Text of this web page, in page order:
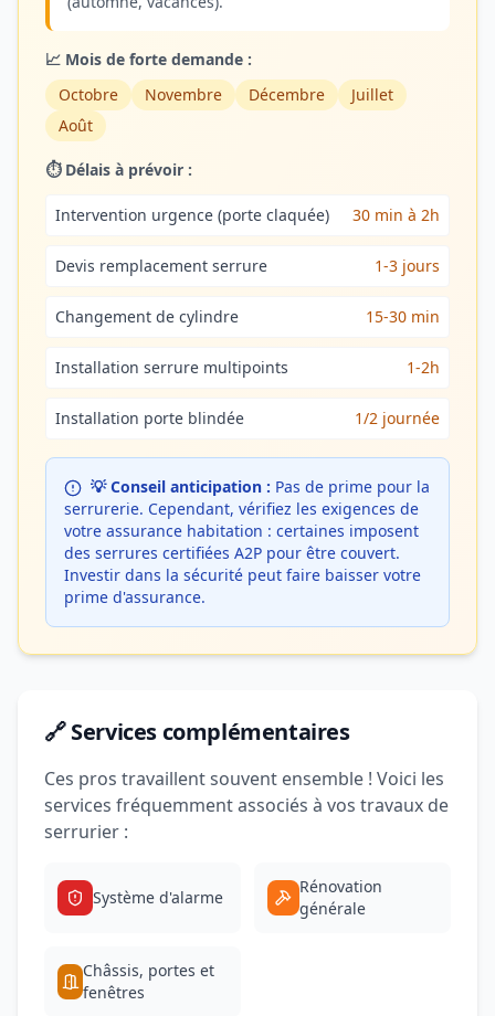
📈 Mois de forte demande :
Octobre
Novembre Décembre
Juillet
Août
⏱️ Délais à prévoir :
Intervention urgence (porte claquée) 30 min à 2h
Devis remplacement serrure 1-3 jours
Changement de cylindre 15-30 min
Installation serrure multipoints 1-2h
Installation porte blindée 1/2 journée
💡 Conseil anticipation : Pas de prime pour la
serrurerie. Cependant, vérifiez les exigences de
votre assurance habitation : certaines imposent
des serrures certifiées A2P pour être couvert.
Investir dans la sécurité peut faire baisser votre
prime d'assurance.
🔗 Services complémentaires
Ces pros travaillent souvent ensemble ! Voici les
services fréquemment associés à vos travaux de
serrurier :
Système d'alarme
Rénovation
générale
Châssis, portes et
fenêtres